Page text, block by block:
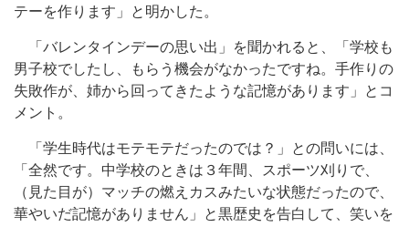
テーを作ります」と明かした。
「バレンタインデーの思い出」を聞かれると、「学校も
男子校でしたし、もらう機会がなかったですね。手作りの
失敗作が、姉から回ってきたような記憶があります」とコ
メント。
「学生時代はモテモテだったのでは？」との問いには、
「全然です。中学校のときは３年間、スポーツ刈りで、
（見た目が）マッチの燃えカスみたいな状態だったので、
華やいだ記憶がありません」と黒歴史を告白して、笑いを